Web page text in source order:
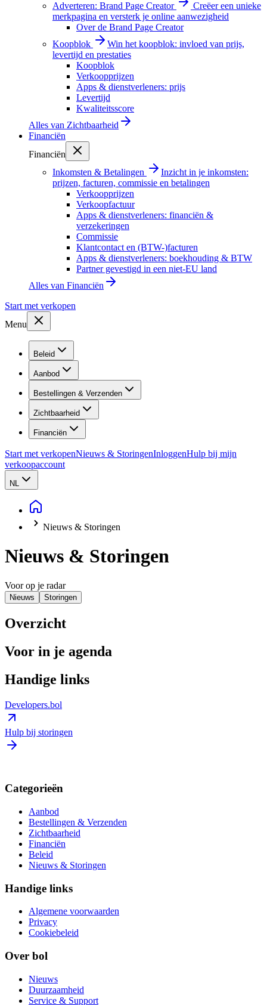
Adverteren: Brand Page Creator
Creëer een unieke
merkpagina en versterk je online aanwezigheid
Over de Brand Page Creator
Koopblok
Win het koopblok: invloed van prijs,
levertijd en prestaties
Koopblok
Verkoopprijzen
Apps & dienstverleners: prijs
Levertijd
Kwaliteitsscore
Alles van Zichtbaarheid
Financiën
Financiën
Inkomsten & Betalingen
Inzicht in je inkomsten:
prijzen, facturen, commissie en betalingen
Verkoopprijzen
Verkoopfactuur
Apps & dienstverleners: financiën &
verzekeringen
Commissie
Klantcontact en (BTW-)facturen
Apps & dienstverleners: boekhouding & BTW
Partner gevestigd in een niet-EU land
Alles van Financiën
Start met verkopen
Menu
Beleid
Aanbod
Bestellingen & Verzenden
Zichtbaarheid
Financiën
Start met verkopenNieuws & StoringenInloggenHulp bij mijn
verkoopaccount
NL
Nieuws & Storingen
Nieuws & Storingen
Voor op je radar
Nieuws Storingen
Overzicht
Voor in je agenda
Handige links
Developers.bol
Hulp bij storingen
Categorieën
Aanbod
Bestellingen & Verzenden
Zichtbaarheid
Financiën
Beleid
Nieuws & Storingen
Handige links
Algemene voorwaarden
Privacy
Cookiebeleid
Over bol
Nieuws
Duurzaamheid
Service & Support